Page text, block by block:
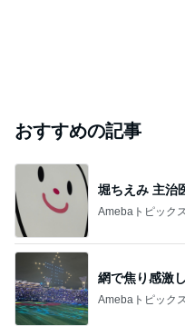
おすすめの記事
堀ちえみ 主治
Amebaトピック
網で焦り感激
Amebaトピック